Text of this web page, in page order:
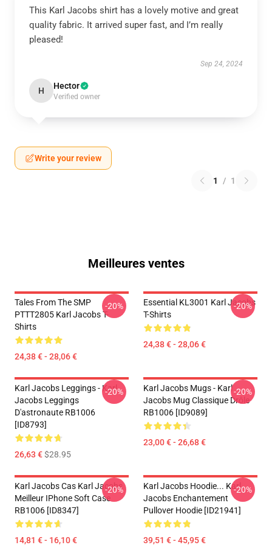
This Karl Jacobs shirt has a lovely motive and great
quality fabric. It arrived super fast, and I’m really
pleased!
Sep 24, 2024
H Hector
Verified owner
Write your review
1 / 1
Meilleures ventes
Tales From The SMP
PTTT2805 Karl Jacobs T-
Shirts
24,38 € - 28,06 €
-20%
Essential KL3001 Karl Jacobs
T-Shirts
24,38 € - 28,06 €
-20%
Karl Jacobs Leggings - Karl
Jacobs Leggings
D'astronaute RB1006
[ID8793]
26,63 €$28.95
-20%
Karl Jacobs Mugs - Karl
Jacobs Mug Classique Drôle
RB1006 [ID9089]
23,00 € - 26,68 €
-20%
Karl Jacobs Cas Karl Jacobs
Meilleur IPhone Soft Case
RB1006 [ID8347]
14,81 € - 16,10 €
-20%
Karl Jacobs Hoodie... Karl
Jacobs Enchantement
Pullover Hoodie [ID21941]
39,51 € - 45,95 €
-20%